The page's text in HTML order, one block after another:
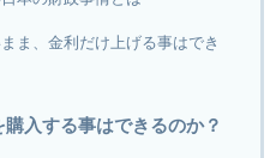
ま、金利だけ上げる事はでき
入する事はできるのか？